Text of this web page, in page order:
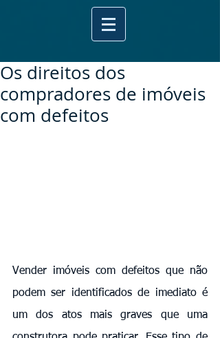
Os direitos dos
compradores de imóveis
com defeitos
Vender imóveis com defeitos que não
podem ser identificados de imediato é
um dos atos mais graves que uma